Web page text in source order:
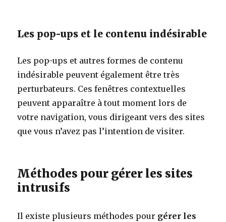
Les pop-ups et le contenu indésirable
Les pop-ups et autres formes de contenu
indésirable peuvent également être très
perturbateurs. Ces fenêtres contextuelles
peuvent apparaître à tout moment lors de
votre navigation, vous dirigeant vers des sites
que vous n’avez pas l’intention de visiter.
Méthodes pour gérer les sites
intrusifs
Il existe plusieurs méthodes pour gérer les